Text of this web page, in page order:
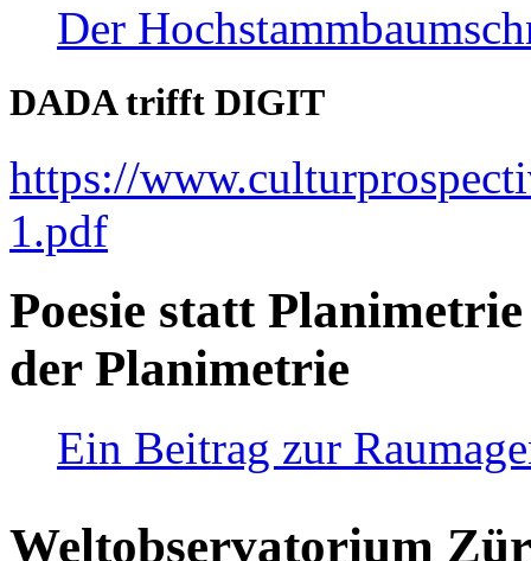
Der
DADA trifft DIGIT
https://
1.pdf
Poesie statt
der Planimetrie
Ein Beitrag zur
Weltobservatorium